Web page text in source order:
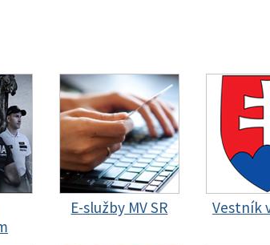
E-služby MV SR Vestník